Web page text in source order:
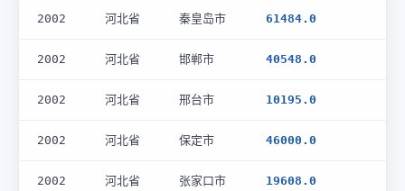
2002 河北省 秦皇岛市 61484.0
2002 河北省 邯郸市 40548.0
2002 河北省 邢台市 10195.0
2002 河北省 保定市 46000.0
2002 河北省 张家口市 19608.0